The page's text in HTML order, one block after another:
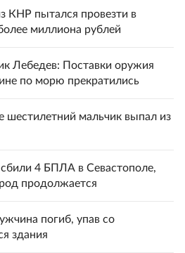
КНР пытался провезти в
миллиона рублей
Лебедев: Поставки оружия
по морю прекратились
шестилетний мальчик выпал из
4 БПЛА в Севастополе,
продолжается
погиб, упав со
здания